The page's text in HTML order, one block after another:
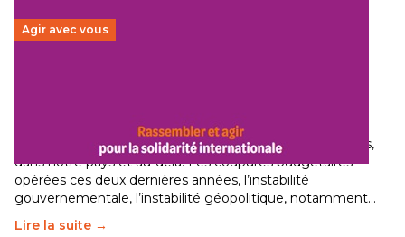
Agir avec vous
Le secteur humanitaire connaît des difficultés profondes,
dans notre pays et au-delà. Les coupures budgétaires
opérées ces deux dernières années, l’instabilité
gouvernementale, l’instabilité géopolitique, notamment…
Lire la suite →